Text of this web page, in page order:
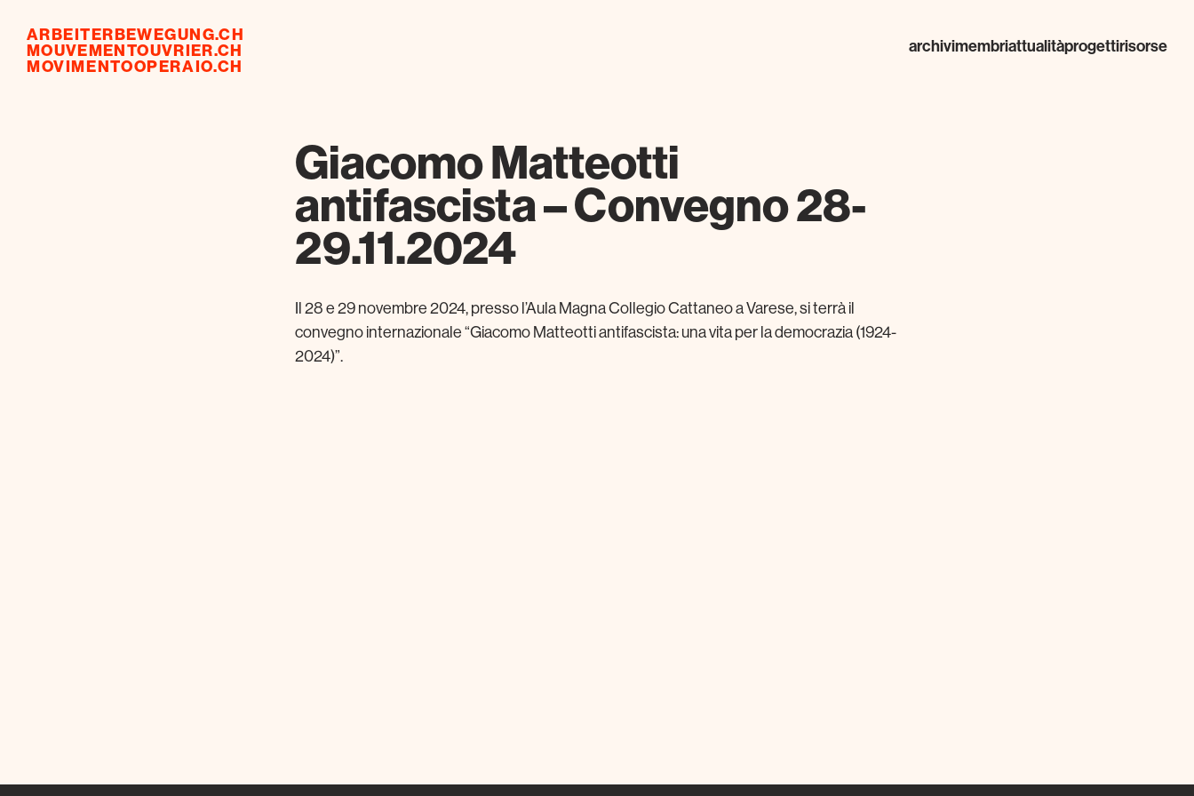
ARBEITERBEWEGUNG.CH
MOUVEMENTOUVRIER.CH
MOVIMENTOOPERAIO.CH
archivimembriattualitàprogettirisorse
Giacomo Matteotti
antifascista – Convegno 28-
29.11.2024
Il 28 e 29 novembre 2024, presso l’Aula Magna Collegio Cattaneo a Varese, si terrà il
convegno internazionale “Giacomo Matteotti antifascista: una vita per la democrazia (1924-
2024)”.